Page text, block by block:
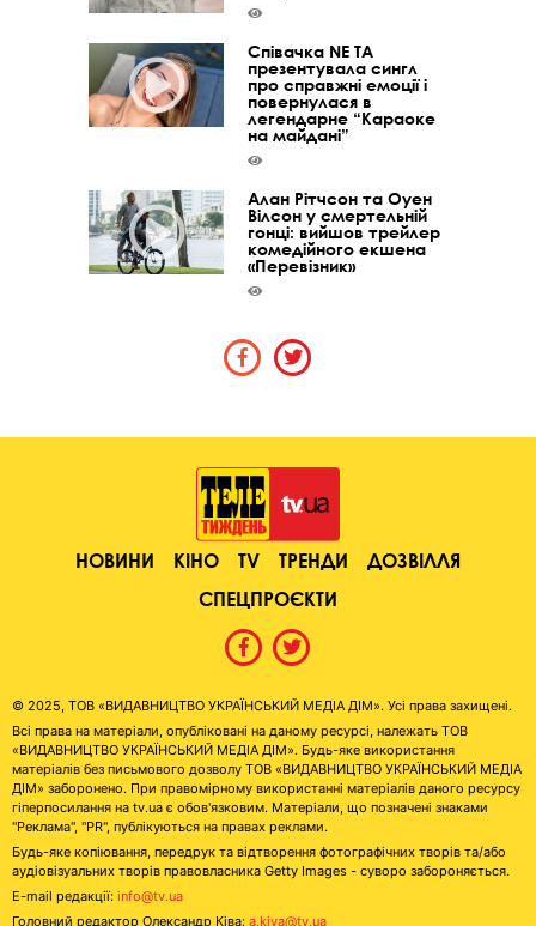
Співачка NE TA
презентувала сингл
про справжні емоції і
повернулася в
легендарне “Караоке
на майдані”
Алан Рітчсон та Оуен
Вілсон у смертельній
гонці: вийшов трейлер
комедійного екшена
«Перевізник»
НОВИНИ КІНО TV ТРЕНДИ
ДОЗВІЛЛЯ
СПЕЦПРОЄКТИ
© 2025, ТОВ «ВИДАВНИЦТВО УКРАЇНСЬКИЙ МЕДІА ДІМ». Усі права захищені.
Всі права на матеріали, опубліковані на даному ресурсі, належать ТОВ
«ВИДАВНИЦТВО УКРАЇНСЬКИЙ МЕДІА ДІМ». Будь-яке використання
матеріалів без письмового дозволу ТОВ «ВИДАВНИЦТВО УКРАЇНСЬКИЙ МЕДІА
ДІМ» заборонено. При правомірному використанні матеріалів даного ресурсу
гіперпосилання на tv.ua є обов'язковим. Матеріали, що позначені знаками
"Реклама", "PR", публікуються на правах реклами.
Будь-яке копіювання, передрук та відтворення фотографічних творів та/або
аудіовізуальних творів правовласника Getty Images - суворо забороняється.
E-mail редакції: info@tv.ua
Головний редактор Олександр Ківа: a.kiva@tv.ua